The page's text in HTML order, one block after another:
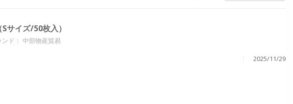
サイズ/50枚入）
ンド： 中部物産貿易
2025/11/29